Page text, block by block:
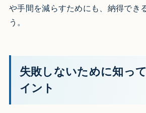
や手間を減らすためにも、納得でき
う。
失敗しないために知っ
イント